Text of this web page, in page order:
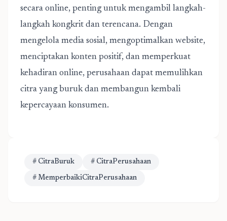
secara online, penting untuk mengambil langkah-
langkah kongkrit dan terencana. Dengan
mengelola media sosial, mengoptimalkan website,
menciptakan konten positif, dan memperkuat
kehadiran online, perusahaan dapat memulihkan
citra yang buruk dan membangun kembali
kepercayaan konsumen.
# CitraBuruk # CitraPerusahaan
# MemperbaikiCitraPerusahaan